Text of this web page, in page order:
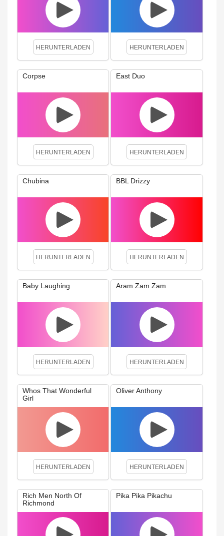
HERUNTERLADEN HERUNTERLADEN
Corpse
HERUNTERLADEN
East Duo
HERUNTERLADEN
Chubina
HERUNTERLADEN
BBL Drizzy
HERUNTERLADEN
Baby Laughing
HERUNTERLADEN
Aram Zam Zam
HERUNTERLADEN
Whos That Wonderful
Girl
HERUNTERLADEN
Oliver Anthony
HERUNTERLADEN
Rich Men North Of
Richmond
Pika Pika Pikachu